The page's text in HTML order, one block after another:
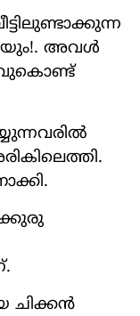
അവള്‍
ചിക്കന്‍